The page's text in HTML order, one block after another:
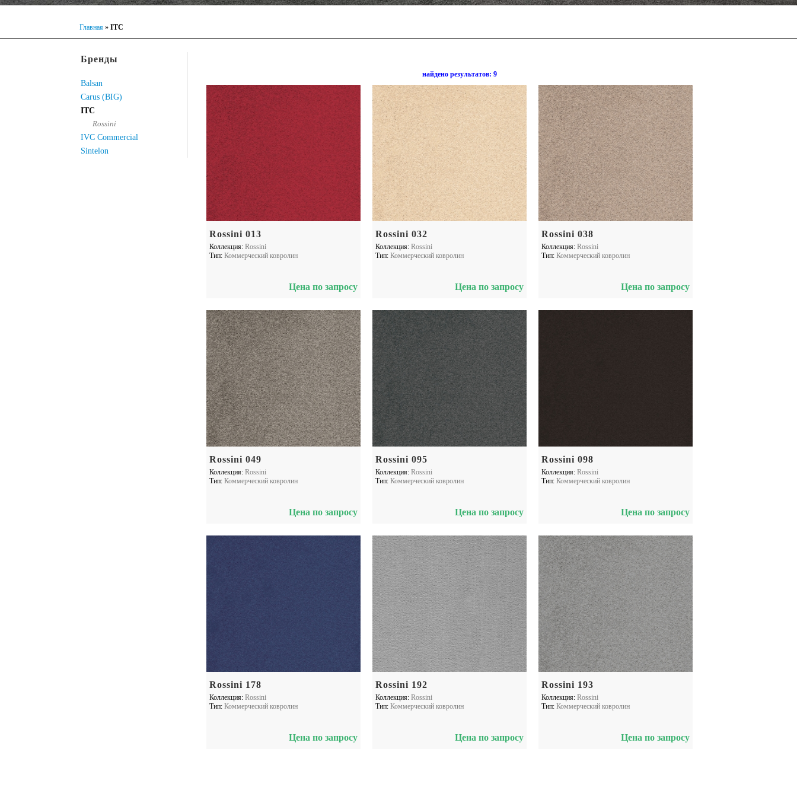
Главная »ITC
Бренды
Balsan
Carus (BIG)
ITC
Rossini
IVC Commercial
Sintelon
найдено результатов:9
Rossini 013
Коллекция:Rossini
Тип:Коммерческий ковролин
Цена по запросу
Rossini 032
Коллекция:Rossini
Тип:Коммерческий ковролин
Цена по запросу
Rossini 038
Коллекция:Rossini
Тип:Коммерческий ковролин
Цена по запросу
Rossini 049
Коллекция:Rossini
Тип:Коммерческий ковролин
Цена по запросу
Rossini 095
Коллекция:Rossini
Тип:Коммерческий ковролин
Цена по запросу
Rossini 098
Коллекция:Rossini
Тип:Коммерческий ковролин
Цена по запросу
Rossini 178
Коллекция:Rossini
Тип:Коммерческий ковролин
Цена по запросу
Rossini 192
Коллекция:Rossini
Тип:Коммерческий ковролин
Цена по запросу
Rossini 193
Коллекция:Rossini
Тип:Коммерческий ковролин
Цена по запросу